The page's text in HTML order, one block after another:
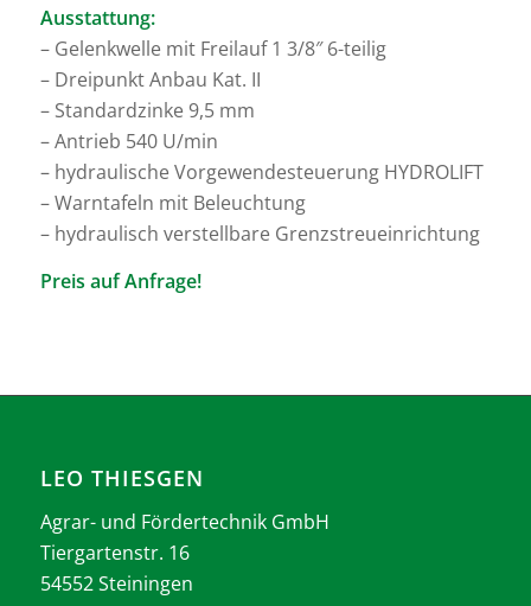
Ausstattung:
– Gelenkwelle mit Freilauf 1 3/8″ 6-teilig
– Dreipunkt Anbau Kat. II
– Standardzinke 9,5 mm
– Antrieb 540 U/min
– hydraulische Vorgewendesteuerung HYDROLIFT
– Warntafeln mit Beleuchtung
– hydraulisch verstellbare Grenzstreueinrichtung
Preis auf Anfrage!
LEO THIESGEN
Agrar- und Fördertechnik GmbH
Tiergartenstr. 16
54552 Steiningen